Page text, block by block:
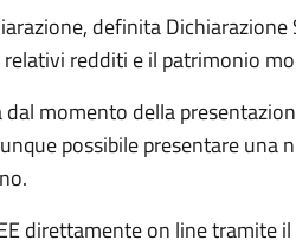
definita
redditi e il patrimonio
momento della
possibile presentare
direttamente on line tramite